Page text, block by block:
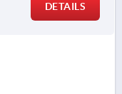
DETAILS